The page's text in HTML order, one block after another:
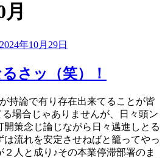
2024年10月29日
さッ（笑）！
が持論で有り存在出来てることが皆
場合じゃありませんが、日々頭ン
策念じ論じながら日々邁進しとる
は流れを安定させねばと籠ってやっ
人と成り♪その本業停滞部署のま